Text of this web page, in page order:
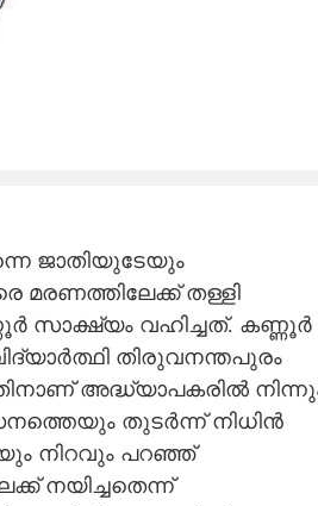
ജാതിയുടേയും
മരണത്തിലേക്ക് തള്ളി
സാക്ഷ്യം വഹിച്ചത്. കണ്ണൂർ
തിരുവനന്തപുരം
അദ്ധ്യാപകരിൽ
തുടർ‌ന്ന് നിധിൻ
നിറവും പറഞ്ഞ്
നയിച്ചതെന്ന്